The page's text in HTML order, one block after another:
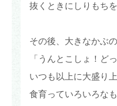
抜くときにしりもち
その後、大きなかぶ
「うんとこしょ！ど
いつも以上に大盛り
食育っていろいろな